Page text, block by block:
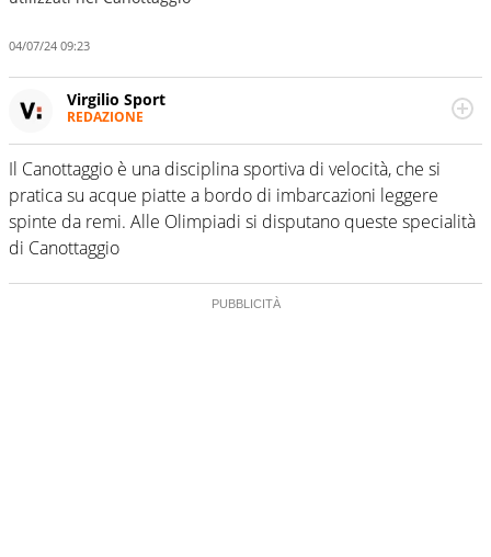
04/07/24 09:23
Virgilio Sport
REDAZIONE
appassionato su tutto il mondo dello sport. Calcio,
calciomercato, F1, Motomondiale ma anche tennis,
volley, basket: su Virgilio Sport i tifosi e gli appassionati
sanno che troveranno sempre copertura completa e
zero faziosità. La squadra di Virgilio Sport è formata da
giornalisti ed esperti di sport abili sia nel gioco di
rimessa quando intercettano le notizie e le rilanciano
verso la rete, sia nella costruzione dal basso quando
Il Canottaggio è una disciplina sportiva di velocità, che si
pratica su acque piatte a bordo di imbarcazioni leggere
spinte da remi. Alle Olimpiadi si disputano queste specialità
di Canottaggio